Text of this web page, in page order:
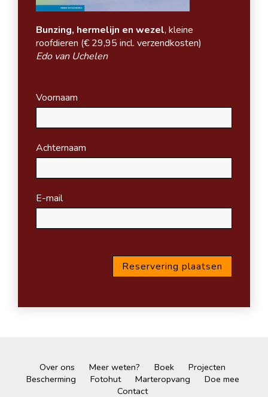
Bunzing, hermelijn en wezel, kleine
roofdieren (€ 29,95 incl. verzendkosten)
Edo van Uchelen
Voornaam
Achternaam
E-mail
Over ons Meer weten? Boek
Projecten
Bescherming
Fotohut Marteropvang
Doe mee
Contact